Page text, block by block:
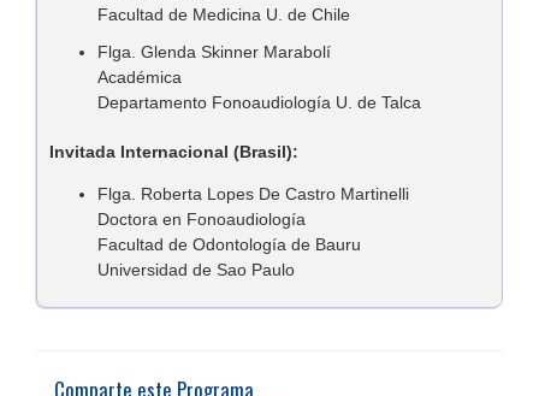
Facultad de Medicina U. de Chile
Flga. Glenda Skinner Marabolí
Académica
Departamento Fonoaudiología U. de Talca
Invitada Internacional (Brasil):
Flga. Roberta Lopes De Castro Martinelli
Doctora en Fonoaudiología
Facultad de Odontología de Bauru
Universidad de Sao Paulo
Comparte este Programa